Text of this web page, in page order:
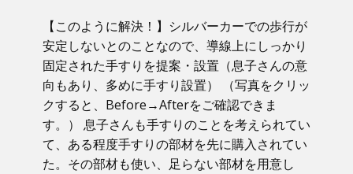
【このように解決！】​シルバーカーでの歩行が
安定しないとのことなので、導線上にしっかり
固定された手すりを提案・設置（息子さんの意
向もあり、多めに手すり設置） （写真をクリッ
クすると、Before→Afterをご確認できま
す。） ​息子さんも手すりのことを考えられてい
て、ある程度手すりの部材を先に購入されてい
た。その部材も使い、足らない部材を用意し